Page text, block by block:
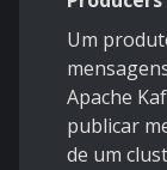
Um
Apache
publicar
de um